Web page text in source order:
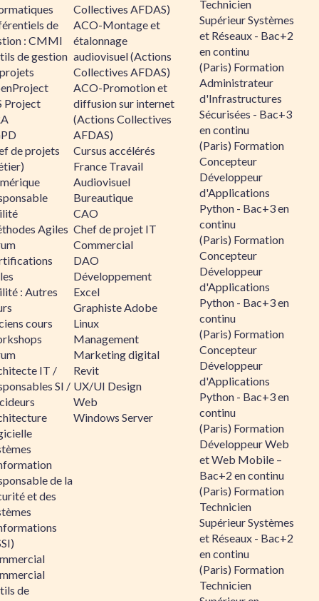
de
: CMMI
de gestion
Project
de projets
Agiles
: Autres
cours
IT /
SI /
de la
et des
de
Collectives AFDAS)
ACO-Montage et
étalonnage
audiovisuel (Actions
Collectives AFDAS)
ACO-Promotion et
diffusion sur internet
(Actions Collectives
AFDAS)
Cursus accélérés
France Travail
Audiovisuel
Bureautique
CAO
Chef de projet IT
Commercial
DAO
Développement
Excel
Graphiste Adobe
Linux
Management
Marketing digital
Revit
UX/UI Design
Web
Windows Server
Technicien
Supérieur Systèmes
et Réseaux - Bac+2
en continu
(Paris) Formation
Administrateur
d'Infrastructures
Sécurisées - Bac+3
en continu
(Paris) Formation
Concepteur
Développeur
d'Applications
Python - Bac+3 en
continu
(Paris) Formation
Concepteur
Développeur
d'Applications
Python - Bac+3 en
continu
(Paris) Formation
Concepteur
Développeur
d'Applications
Python - Bac+3 en
continu
(Paris) Formation
Développeur Web
et Web Mobile –
Bac+2 en continu
(Paris) Formation
Technicien
Supérieur Systèmes
et Réseaux - Bac+2
en continu
(Paris) Formation
Technicien